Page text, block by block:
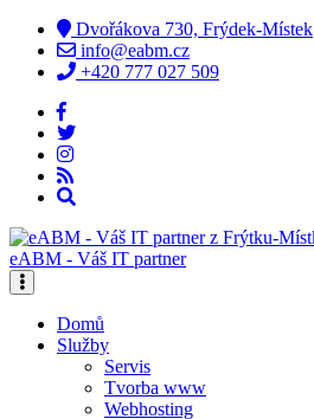
Dvořákova 730, Frýdek-Místek
info@eabm.cz
+420 777 027 509
eABM - Váš IT partner
Domů
Služby
Servis
Tvorba www
Webhosting